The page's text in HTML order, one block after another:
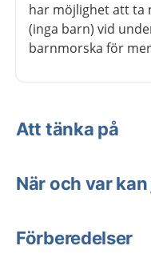
har möjlighet att ta
(inga barn) vid
barnmorska för
Att tänka på
När och var
Förberedelser